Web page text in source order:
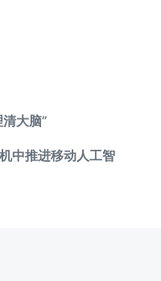
大脑”
中推进移动人工智